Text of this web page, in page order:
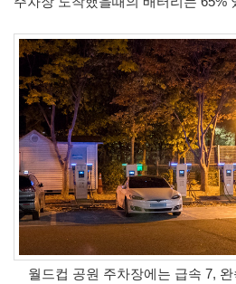
월드컵 공원 주차장에는 급속 7,
라
23
JaTeOn
40
라
즈
베
리
파
이
0
리
눅
스